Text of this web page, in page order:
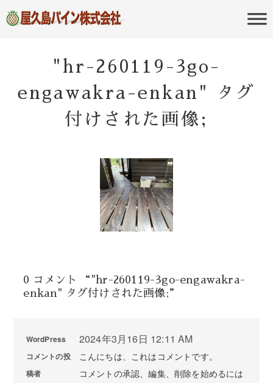
屋久島パイン
株式会社
のポータルサイト
"hr-260119-3go-
engawakra-enkan" タグ
付けされた画像;
0 コメント “"hr-260119-3go-engawakra-
enkan" タグ付けされた画像;”
WordPress
コメントの投
稿者
2024年3月16日 12:11 AM
こんにちは、これはコメントです。
コメントの承認、編集、削除を始めるには